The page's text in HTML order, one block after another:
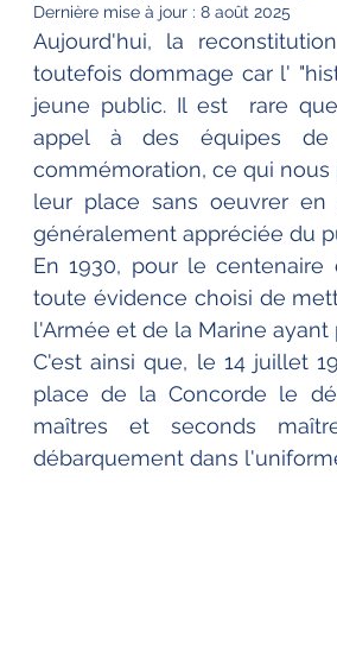
Dernière mise à jour : 8 août 2025
Aujourd'hui, la
toutefois dommage car l'
jeune public. Il est  rare
appel à des équipes de
commémoration, ce qui
leur place sans oeuvrer
généralement appréciée du
En 1930, pour le
toute évidence choisi de
l'Armée et de la Marine
C'est ainsi que, le 14 juillet
place de la Concorde le
maîtres et seconds
débarquement dans